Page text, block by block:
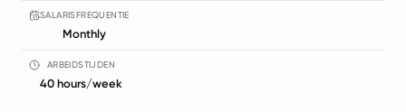
SALARISFREQUENTIE
Monthly
ARBEIDSTIJDEN
40 hours/week